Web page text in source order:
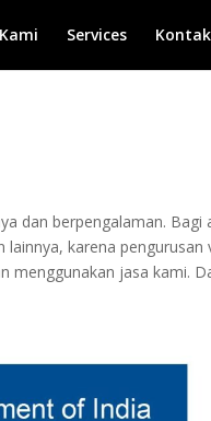
Services
dan berpengalaman. Bagi
karena pengurusan
menggunakan jasa kami.